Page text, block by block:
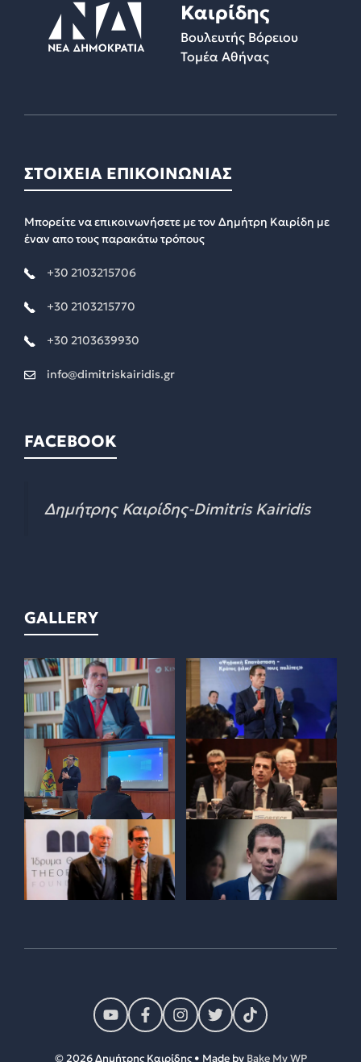
Καιρίδης
Βουλευτής Βόρειου
Τομέα Αθήνας
ΣΤΟΙΧΕΙΑ ΕΠΙΚΟΙΝΩΝΙΑΣ
Μπορείτε να επικοινωνήσετε με τον Δημήτρη Καιρίδη με
έναν απο τους παρακάτω τρόπους
+30 2103215706
+30 2103215770
+30 2103639930
info@dimitriskairidis.gr
FACEBOOK
Δημήτρης Καιρίδης-Dimitris Kairidis
GALLERY
© 2026 Δημήτρης Καιρίδης • Made by Bake My WP